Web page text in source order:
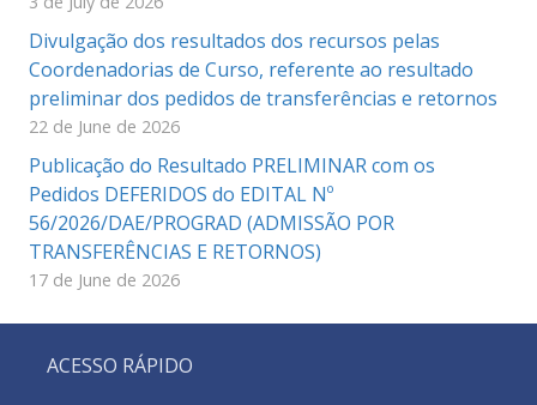
Divulgação dos resultados dos recursos pelas
Coordenadorias de Curso, referente ao resultado
preliminar dos pedidos de transferências e retornos
22 de June de 2026
Publicação do Resultado PRELIMINAR com os
Pedidos DEFERIDOS do EDITAL Nº
56/2026/DAE/PROGRAD (ADMISSÃO POR
TRANSFERÊNCIAS E RETORNOS)
17 de June de 2026
ACESSO RÁPIDO